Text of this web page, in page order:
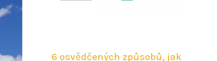
6 osvědčených způsobů, jak